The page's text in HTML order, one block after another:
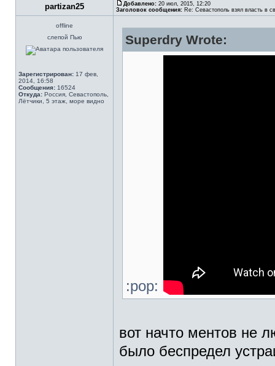
partizan25 Добавлено: 20 июл, 2015, 12:20
Заголовок сообщения: Re: Севастополь взял власть в
offline
слепой Пью
Зарегистрирован: 17 фев,
2014, 16:58
Сообщения: 16524
Откуда: Россия, Севастополь,
Лётчики, 5 этаж, море видно
Superdry Wrote:
:pop:
вот начто ментов не
было беспредел